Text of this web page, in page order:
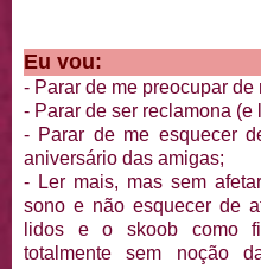
Eu vou:
- Parar de me preocupar de
- Parar de ser reclamona (e
- Parar de me esquecer
aniversário das amigas;
- Ler mais, mas sem
sono e não esquecer de
lidos e o skoob como
totalmente sem noção